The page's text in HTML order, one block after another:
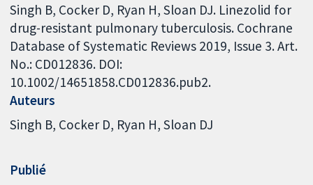
Singh B, Cocker D, Ryan H, Sloan DJ. Linezolid for
drug-resistant pulmonary tuberculosis. Cochrane
Database of Systematic Reviews 2019, Issue 3. Art.
No.: CD012836. DOI:
10.1002/14651858.CD012836.pub2.
Auteurs
Singh B Cocker D Ryan H Sloan DJ
Publié